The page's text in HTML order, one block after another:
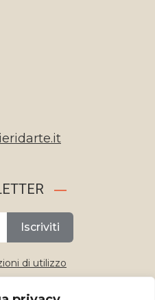
Iscriviti
di utilizzo